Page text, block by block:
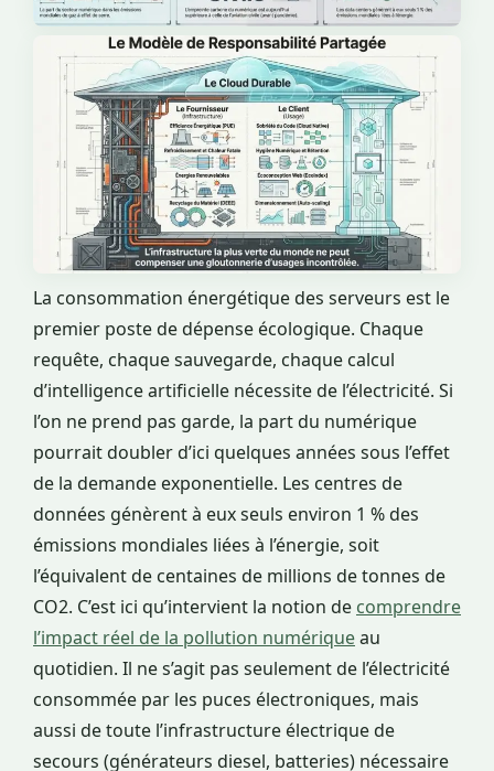
La consommation énergétique des serveurs est le
premier poste de dépense écologique. Chaque
requête, chaque sauvegarde, chaque calcul
d’intelligence artificielle nécessite de l’électricité. Si
l’on ne prend pas garde, la part du numérique
pourrait doubler d’ici quelques années sous l’effet
de la demande exponentielle. Les centres de
données génèrent à eux seuls environ 1 % des
émissions mondiales liées à l’énergie, soit
l’équivalent de centaines de millions de tonnes de
CO2. C’est ici qu’intervient la notion de comprendre
l’impact réel de la pollution numériqueau
quotidien. Il ne s’agit pas seulement de l’électricité
consommée par les puces électroniques, mais
aussi de toute l’infrastructure électrique de
secours (générateurs diesel, batteries) nécessaire